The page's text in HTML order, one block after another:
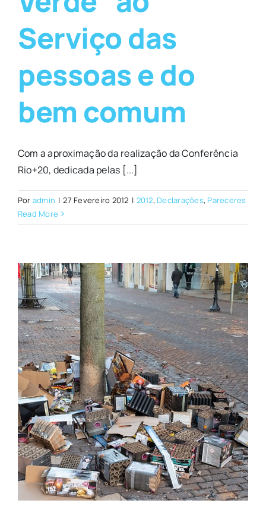
Serviço das
pessoas e do
bem comum
Com a aproximação da realização da Conferência
Rio+20, dedicada pelas [...]
Por admin | 27 Fevereiro 2012 | 2012, Declarações, Pareceres
Read More